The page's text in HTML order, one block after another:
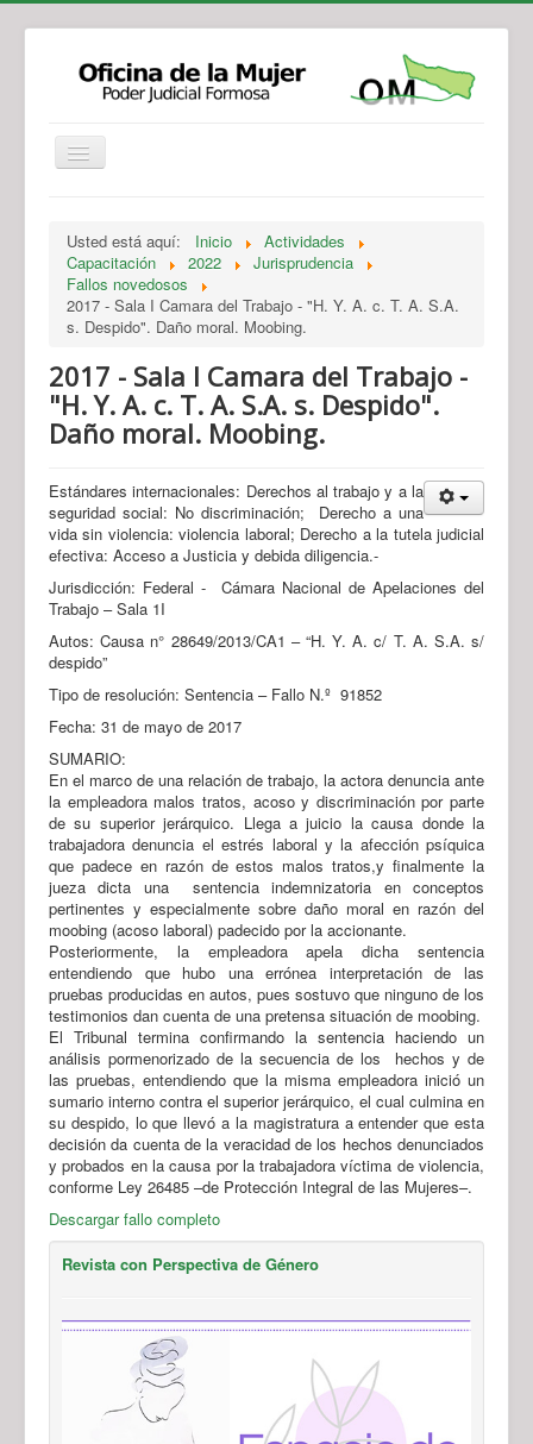
Legislación
Novedades
Recursos y Servicios de Atención
Usted está aquí: Inicio
Actividades
Capacitación
2022
Jurisprudencia
Fallos novedosos
2017 - Sala I Camara del Trabajo - "H. Y. A. c. T. A. S.A.
s. Despido". Daño moral. Moobing.
2017 - Sala I Camara del Trabajo -
"H. Y. A. c. T. A. S.A. s. Despido".
Daño moral. Moobing.
Estándares internacionales: Derechos al trabajo y a la
seguridad social: No discriminación; Derecho a una
vida sin violencia: violencia laboral; Derecho a la tutela judicial
efectiva: Acceso a Justicia y debida diligencia.-
Jurisdicción: Federal - Cámara Nacional de Apelaciones del
Trabajo – Sala 1I
Autos: Causa n° 28649/2013/CA1 – “H. Y. A. c/ T. A. S.A. s/
despido”
Tipo de resolución: Sentencia – Fallo N.º 91852
Fecha: 31 de mayo de 2017
SUMARIO:
En el marco de una relación de trabajo, la actora denuncia ante
la empleadora malos tratos, acoso y discriminación por parte
de su superior jerárquico. Llega a juicio la causa donde la
trabajadora denuncia el estrés laboral y la afección psíquica
que padece en razón de estos malos tratos,y finalmente la
jueza dicta una sentencia indemnizatoria en conceptos
pertinentes y especialmente sobre daño moral en razón del
moobing (acoso laboral) padecido por la accionante.
Posteriormente, la empleadora apela dicha sentencia
entendiendo que hubo una errónea interpretación de las
pruebas producidas en autos, pues sostuvo que ninguno de los
testimonios dan cuenta de una pretensa situación de moobing.
El Tribunal termina confirmando la sentencia haciendo un
análisis pormenorizado de la secuencia de los hechos y de
las pruebas, entendiendo que la misma empleadora inició un
sumario interno contra el superior jerárquico, el cual culmina en
su despido, lo que llevó a la magistratura a entender que esta
decisión da cuenta de la veracidad de los hechos denunciados
y probados en la causa por la trabajadora víctima de violencia,
conforme Ley 26485 –de Protección Integral de las Mujeres–.
Descargar fallo completo
Revista con Perspectiva de Género